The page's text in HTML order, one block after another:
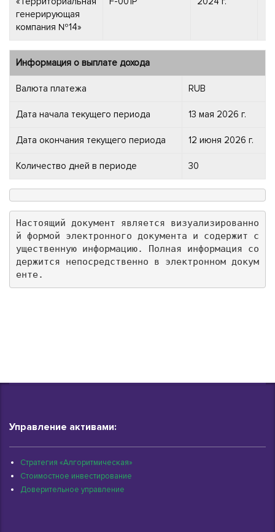
генерирующая
компания №14»
Информация о выплате дохода
Валюта платежа RUB
Дата начала текущего периода 13 мая 2026 г.
Дата окончания текущего периода 12 июня 2026 г.
Количество дней в периоде 30
Настоящий документ является визуализированно
й формой электронного документа и содержит с
ущественную информацию. Полная информация со
держится непосредственно в электронном докум
енте.
Управление активами:
Стратегия «Алгоритмическая»
Стоимостное инвестирование
Доверительное управление